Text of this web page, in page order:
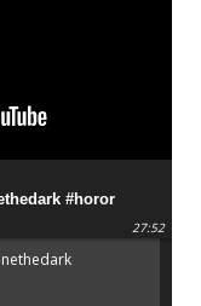
#horor
27:52